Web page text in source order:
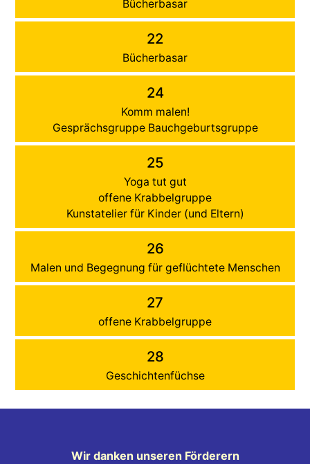
Bücherbasar
22
Bücherbasar
24
Komm malen!
Gesprächsgruppe Bauchgeburtsgruppe
25
Yoga tut gut
offene Krabbelgruppe
Kunstatelier für Kinder (und Eltern)
26
Malen und Begegnung für geflüchtete Menschen
27
offene Krabbelgruppe
28
Geschichtenfüchse
Wir danken unseren Förderern